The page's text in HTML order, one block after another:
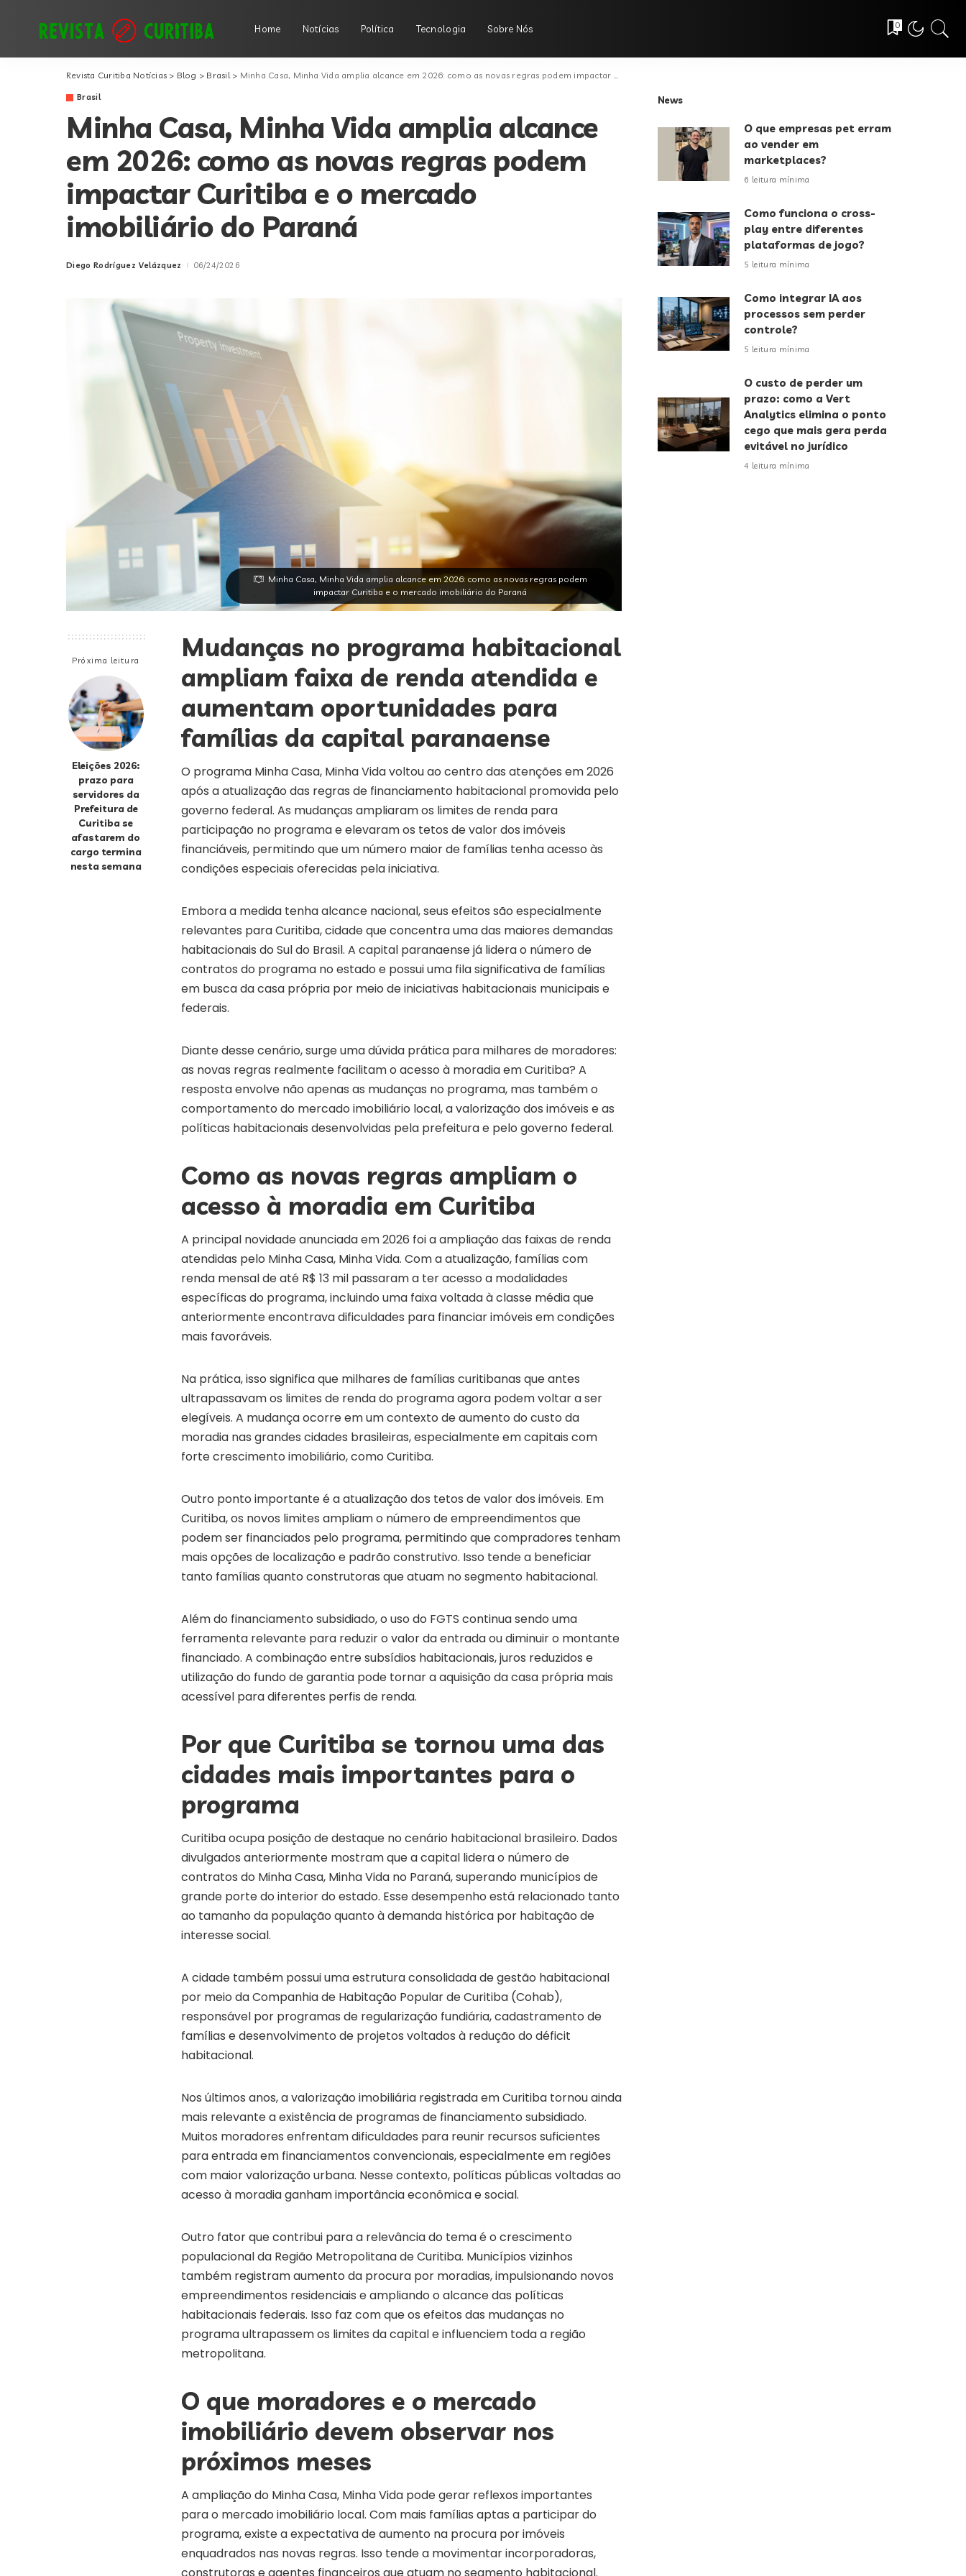
Home Notícias Política Tecnologia Sobre Nós 0
Revista Curitiba Notícias > Blog > Brasil> Minha Casa, Minha Vida amplia alcance em 2026: como as novas regras podem impactar Curitiba e o mercado imobiliário do Paraná
Brasil
Minha Casa, Minha Vida amplia alcance
em 2026: como as novas regras podem
impactar Curitiba e o mercado
imobiliário do Paraná
Posted
Diego Rodríguez Velázquez 06/24/2026
Minha Casa, Minha Vida amplia alcance em 2026: como as novas regras podem
impactar Curitiba e o mercado imobiliário do Paraná
Próxima leitura
Eleições 2026:
prazo para
servidores da
Prefeitura de
Curitiba se
afastarem do
cargo termina
nesta semana
Mudanças no programa habitacional
ampliam faixa de renda atendida e
aumentam oportunidades para
famílias da capital paranaense
O programa Minha Casa, Minha Vida voltou ao centro das atenções em 2026
após a atualização das regras de financiamento habitacional promovida pelo
governo federal. As mudanças ampliaram os limites de renda para
participação no programa e elevaram os tetos de valor dos imóveis
financiáveis, permitindo que um número maior de famílias tenha acesso às
condições especiais oferecidas pela iniciativa.
Embora a medida tenha alcance nacional, seus efeitos são especialmente
relevantes para Curitiba, cidade que concentra uma das maiores demandas
habitacionais do Sul do Brasil. A capital paranaense já lidera o número de
contratos do programa no estado e possui uma fila significativa de famílias
em busca da casa própria por meio de iniciativas habitacionais municipais e
federais.
Diante desse cenário, surge uma dúvida prática para milhares de moradores:
as novas regras realmente facilitam o acesso à moradia em Curitiba? A
resposta envolve não apenas as mudanças no programa, mas também o
comportamento do mercado imobiliário local, a valorização dos imóveis e as
políticas habitacionais desenvolvidas pela prefeitura e pelo governo federal.
Como as novas regras ampliam o
acesso à moradia em Curitiba
A principal novidade anunciada em 2026 foi a ampliação das faixas de renda
atendidas pelo Minha Casa, Minha Vida. Com a atualização, famílias com
renda mensal de até R$ 13 mil passaram a ter acesso a modalidades
específicas do programa, incluindo uma faixa voltada à classe média que
anteriormente encontrava dificuldades para financiar imóveis em condições
mais favoráveis.
Na prática, isso significa que milhares de famílias curitibanas que antes
ultrapassavam os limites de renda do programa agora podem voltar a ser
elegíveis. A mudança ocorre em um contexto de aumento do custo da
moradia nas grandes cidades brasileiras, especialmente em capitais com
forte crescimento imobiliário, como Curitiba.
Outro ponto importante é a atualização dos tetos de valor dos imóveis. Em
Curitiba, os novos limites ampliam o número de empreendimentos que
podem ser financiados pelo programa, permitindo que compradores tenham
mais opções de localização e padrão construtivo. Isso tende a beneficiar
tanto famílias quanto construtoras que atuam no segmento habitacional.
Além do financiamento subsidiado, o uso do FGTS continua sendo uma
ferramenta relevante para reduzir o valor da entrada ou diminuir o montante
financiado. A combinação entre subsídios habitacionais, juros reduzidos e
utilização do fundo de garantia pode tornar a aquisição da casa própria mais
acessível para diferentes perfis de renda.
Por que Curitiba se tornou uma das
cidades mais importantes para o
programa
Curitiba ocupa posição de destaque no cenário habitacional brasileiro. Dados
divulgados anteriormente mostram que a capital lidera o número de
contratos do Minha Casa, Minha Vida no Paraná, superando municípios de
grande porte do interior do estado. Esse desempenho está relacionado tanto
ao tamanho da população quanto à demanda histórica por habitação de
interesse social.
A cidade também possui uma estrutura consolidada de gestão habitacional
por meio da Companhia de Habitação Popular de Curitiba (Cohab),
responsável por programas de regularização fundiária, cadastramento de
famílias e desenvolvimento de projetos voltados à redução do déficit
habitacional.
Nos últimos anos, a valorização imobiliária registrada em Curitiba tornou ainda
mais relevante a existência de programas de financiamento subsidiado.
Muitos moradores enfrentam dificuldades para reunir recursos suficientes
para entrada em financiamentos convencionais, especialmente em regiões
com maior valorização urbana. Nesse contexto, políticas públicas voltadas ao
acesso à moradia ganham importância econômica e social.
Outro fator que contribui para a relevância do tema é o crescimento
populacional da Região Metropolitana de Curitiba. Municípios vizinhos
também registram aumento da procura por moradias, impulsionando novos
empreendimentos residenciais e ampliando o alcance das políticas
habitacionais federais. Isso faz com que os efeitos das mudanças no
programa ultrapassem os limites da capital e influenciem toda a região
metropolitana.
O que moradores e o mercado
imobiliário devem observar nos
próximos meses
A ampliação do Minha Casa, Minha Vida pode gerar reflexos importantes
para o mercado imobiliário local. Com mais famílias aptas a participar do
programa, existe a expectativa de aumento na procura por imóveis
enquadrados nas novas regras. Isso tende a movimentar incorporadoras,
News
O que empresas pet erram
ao vender em
marketplaces?
6 leitura mínima
Como funciona o cross-
play entre diferentes
plataformas de jogo?
5 leitura mínima
Como integrar IA aos
processos sem perder
controle?
5 leitura mínima
O custo de perder um
prazo: como a Vert
Analytics elimina o ponto
cego que mais gera perda
evitável no jurídico
4 leitura mínima